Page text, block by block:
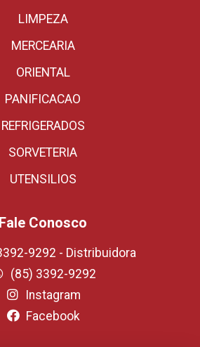
LIMPEZA
MERCEARIA
ORIENTAL
PANIFICACAO
REFRIGERADOS
SORVETERIA
UTENSILIOS
Fale Conosco
9292 - Distribuidora
(85) 3392-9292
Instagram
Facebook